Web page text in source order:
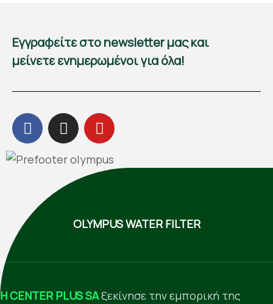
Εγγραφείτε στο newsletter μας και
μείνετε ενημερωμένοι για όλα!
OLYMPUS WATER FILTER
Η CENTER PLUS SAξεκίνησε την εμπορική της